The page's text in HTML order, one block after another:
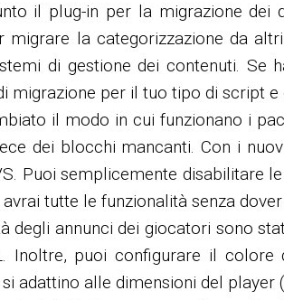
il plug-in per la migrazione
migrare la categorizzazione da
di gestione dei contenuti. Se
migrazione per il tuo tipo di script
il modo in cui funzionano i
dei blocchi mancanti. Con i
Puoi semplicemente disabilitare
avrai tutte le funzionalità senza
degli annunci dei giocatori sono
Inoltre, puoi configurare il
adattino alle dimensioni del player